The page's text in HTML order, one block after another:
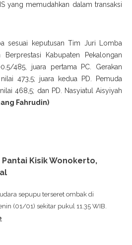
yang memudahkan dalam transaksi
sesuai keputusan Tim Juri Lomba
Berprestasi Kabupaten Pekalongan
485, juara pertama PC. Gerakan
473,5; juara kedua PD. Pemuda
468,5; dan PD. Nasyiatul Aisyiyah
Fahrudin)
Kisik Wonokerto,
sepupu terseret ombak di
(01/01) sekitar pukul 11.35 WIB.